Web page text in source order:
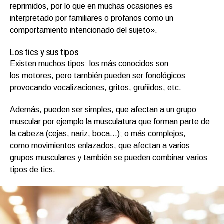
reprimidos, por lo que en muchas ocasiones es
interpretado por familiares o profanos como un
comportamiento intencionado del sujeto».
Los tics y sus tipos
Existen muchos tipos: los más conocidos son
los motores, pero también pueden ser fonológicos
provocando vocalizaciones, gritos, gruñidos, etc.
Además, pueden ser simples, que afectan a un grupo
muscular por ejemplo la musculatura que forman parte de
la cabeza (cejas, nariz, boca…); o más complejos,
como movimientos enlazados, que afectan a varios
grupos musculares y también se pueden combinar varios
tipos de tics.